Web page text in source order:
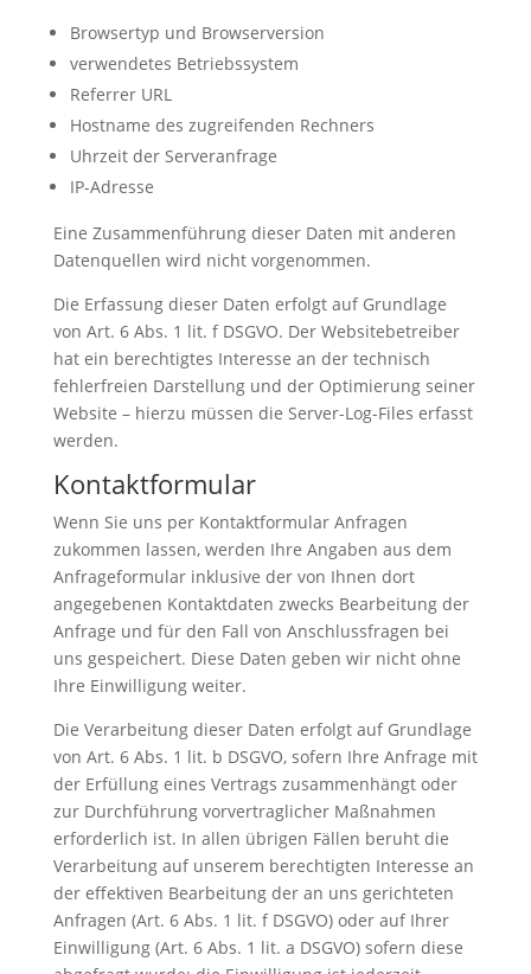
Browsertyp und Browserversion
verwendetes Betriebssystem
Referrer URL
Hostname des zugreifenden Rechners
Uhrzeit der Serveranfrage
IP-Adresse
Eine Zusammenführung dieser Daten mit anderen
Datenquellen wird nicht vorgenommen.
Die Erfassung dieser Daten erfolgt auf Grundlage
von Art. 6 Abs. 1 lit. f DSGVO. Der Websitebetreiber
hat ein berechtigtes Interesse an der technisch
fehlerfreien Darstellung und der Optimierung seiner
Website – hierzu müssen die Server-Log-Files erfasst
werden.
Kontaktformular
Wenn Sie uns per Kontaktformular Anfragen
zukommen lassen, werden Ihre Angaben aus dem
Anfrageformular inklusive der von Ihnen dort
angegebenen Kontaktdaten zwecks Bearbeitung der
Anfrage und für den Fall von Anschlussfragen bei
uns gespeichert. Diese Daten geben wir nicht ohne
Ihre Einwilligung weiter.
Die Verarbeitung dieser Daten erfolgt auf Grundlage
von Art. 6 Abs. 1 lit. b DSGVO, sofern Ihre Anfrage mit
der Erfüllung eines Vertrags zusammenhängt oder
zur Durchführung vorvertraglicher Maßnahmen
erforderlich ist. In allen übrigen Fällen beruht die
Verarbeitung auf unserem berechtigten Interesse an
der effektiven Bearbeitung der an uns gerichteten
Anfragen (Art. 6 Abs. 1 lit. f DSGVO) oder auf Ihrer
Einwilligung (Art. 6 Abs. 1 lit. a DSGVO) sofern diese